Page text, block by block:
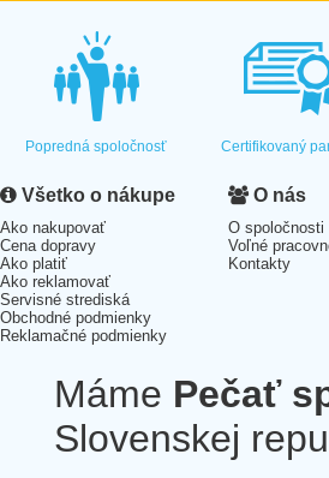
Popredná spoločnosť Certifikovaný
Všetko o nákupe
Ako nakupovať
Cena dopravy
Ako platiť
Ako reklamovať
Servisné strediská
Obchodné podmienky
Reklamačné podmienky
O nás
O spoločnosti
Voľné
Kontakty
Máme Pečať
Slovenskej